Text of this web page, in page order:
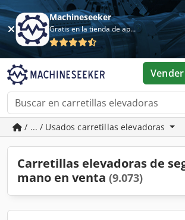
Machineseeker
Gratis en la tienda de aplicaciones
Vender
/ ... / Usados carretillas elevadoras
Carretillas elevadoras de
mano en venta (9.073)